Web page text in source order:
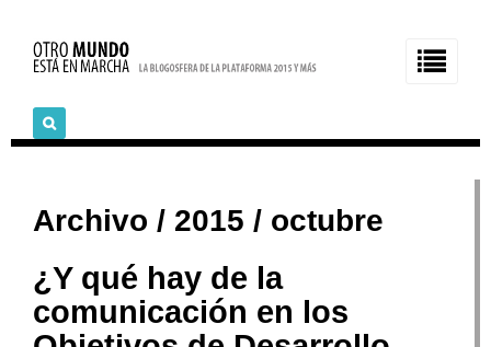
Archivo / 2015 / octubre
¿Y qué hay de la
comunicación en los